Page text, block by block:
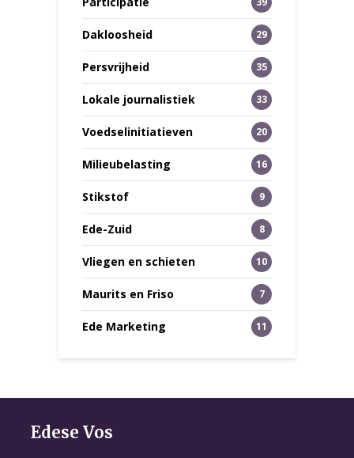
Dakloosheid 29
Persvrijheid 35
Lokale journalistiek 33
Voedselinitiatieven 20
Milieubelasting 16
Stikstof 9
Ede-Zuid 8
Vliegen en schieten 10
Maurits en Friso 7
Ede Marketing 11
Edese Vos